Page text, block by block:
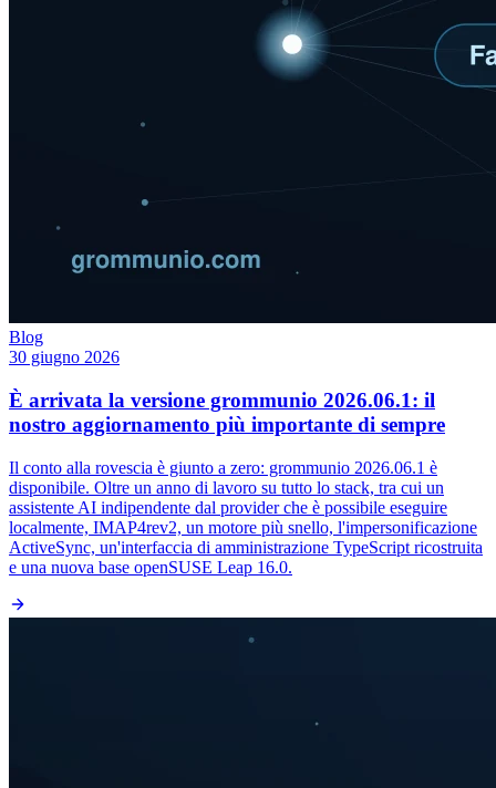
Blog
30 giugno 2026
È arrivata la versione grommunio 2026.06.1: il
nostro aggiornamento più importante di sempre
Il conto alla rovescia è giunto a zero: grommunio 2026.06.1 è
disponibile. Oltre un anno di lavoro su tutto lo stack, tra cui un
assistente AI indipendente dal provider che è possibile eseguire
localmente, IMAP4rev2, un motore più snello, l'impersonificazione
ActiveSync, un'interfaccia di amministrazione TypeScript ricostruita
e una nuova base openSUSE Leap 16.0.